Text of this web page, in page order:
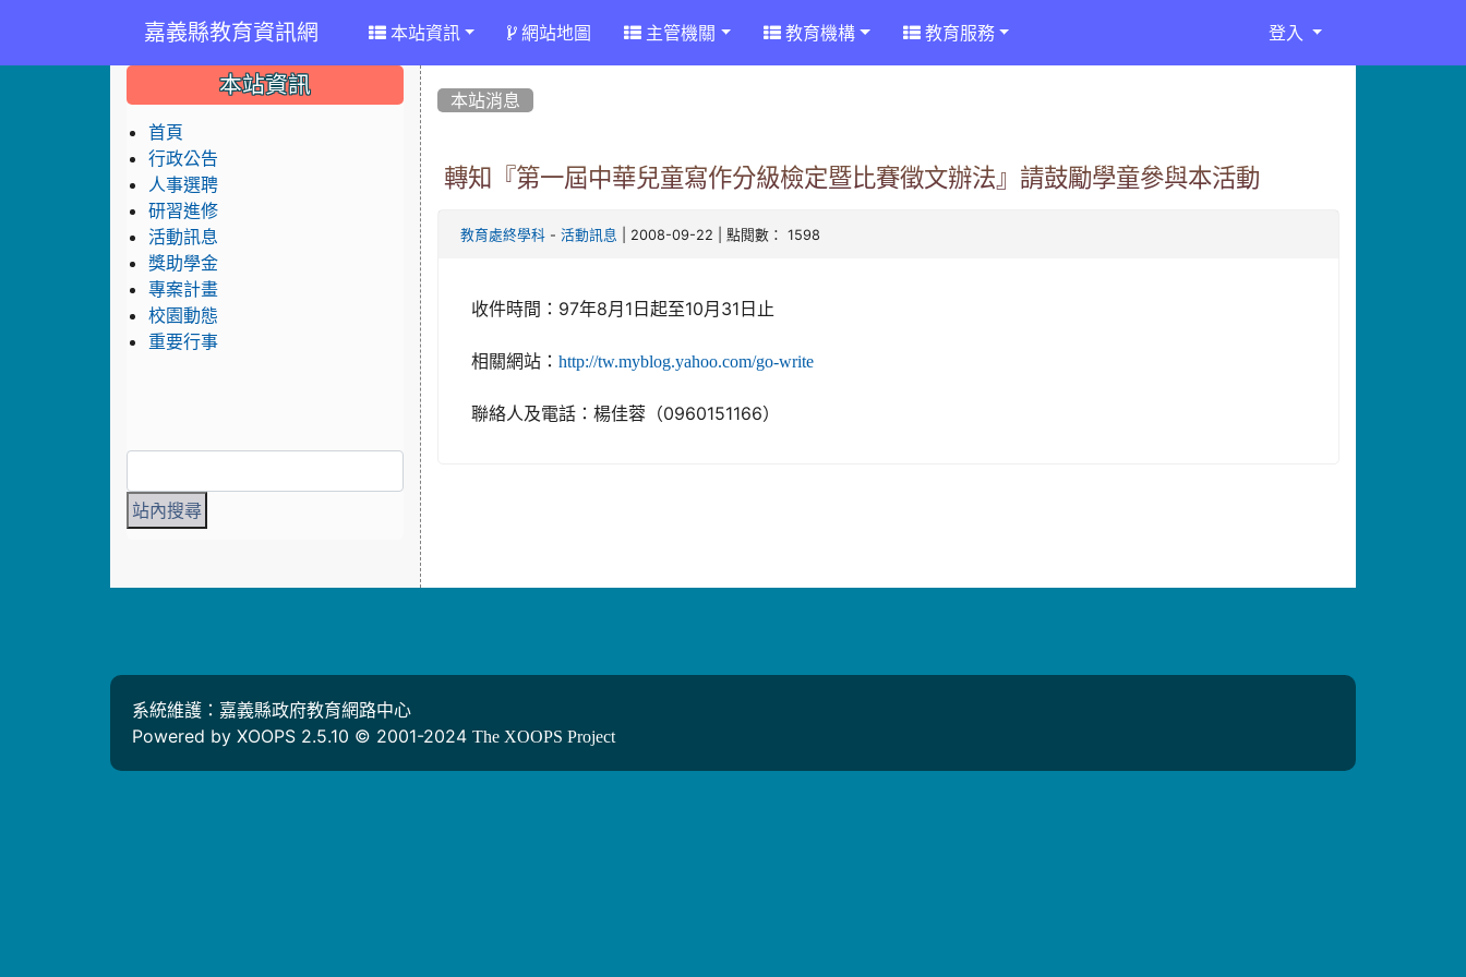
嘉義縣教育資訊網 本站資訊 網站地圖 主管機關 教育機構 教育服務 登入
本站消息
轉知『第一屆中華兒童寫作分級檢定暨比賽徵文辦法』請鼓勵學童參與本活動
教育處終學科 -活動訊息 | 2008-09-22 | 點閱數： 1598
收件時間：97年8月1日起至10月31日止
相關網站：http://tw.myblog.yahoo.com/go-write
聯絡人及電話：楊佳蓉（0960151166）
::: 本站資訊
首頁
行政公告
人事選聘
研習進修
活動訊息
獎助學金
專案計畫
校園動態
重要行事
系統維護：嘉義縣政府教育網路中心
Powered by XOOPS 2.5.10 © 2001-2024 The XOOPS Project